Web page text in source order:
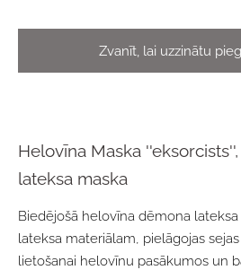
Zvanīt, lai uzzinātu
Helovīna Maska
lateksa maska
Biedējošā helovīna dēmona
lateksa materiālam, pielāgojas
lietošanai helovīnu pasākumos un